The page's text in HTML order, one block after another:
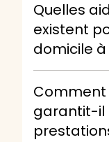
Quelles
existent
domicile
Comment
garantit-il